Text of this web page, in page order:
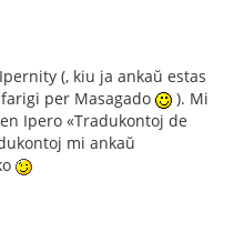
(, kiu ja ankaŭ estas
per Masagado
). Mi
Ipero «Tradukontoj de
mi ankaŭ